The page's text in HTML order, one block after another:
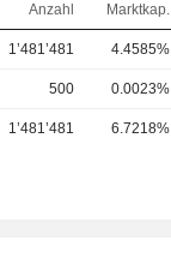
Anzahl
Marktkap.
1’481’481 4.4585%
500 0.0023%
1’481’481 6.7218%